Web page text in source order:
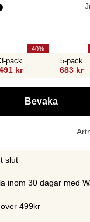
3-pack
kr
40
5-pack
683 kr
Bevaka
slut
inom 30 dagar med
499kr